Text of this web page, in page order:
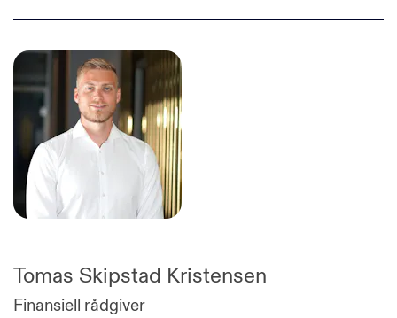
Tomas Skipstad Kristensen
Finansiell rådgiver